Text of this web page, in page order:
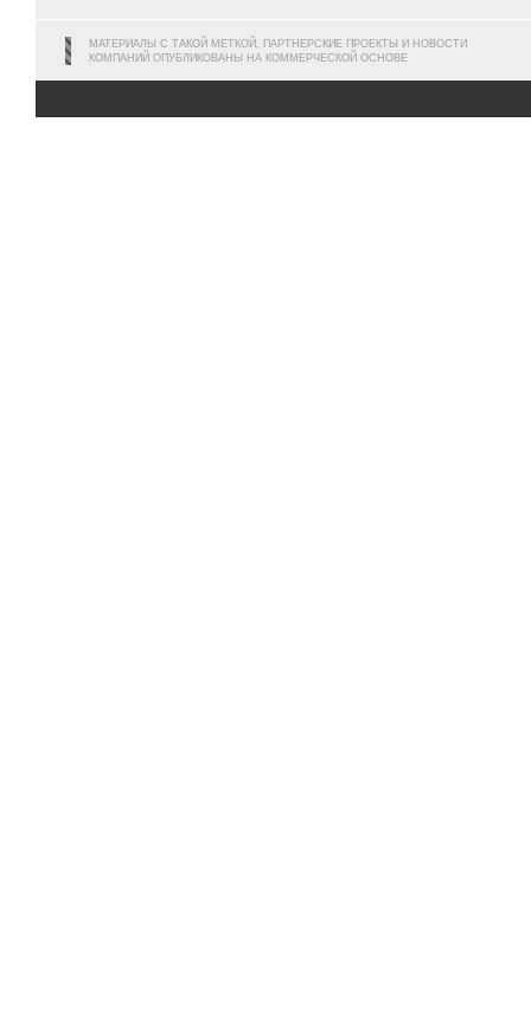
МАТЕРИАЛЫ С ТАКОЙ МЕТКОЙ, ПАРТНЕРСКИЕ ПРОЕКТЫ И НОВОСТИ
КОМПАНИЙ ОПУБЛИКОВАНЫ НА КОММЕРЧЕСКОЙ ОСНОВЕ